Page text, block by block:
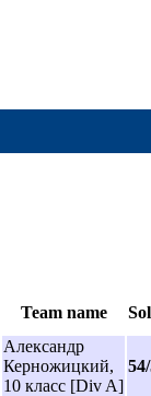
Team name
Александр
Керножицкий,
10 класс [Div A]